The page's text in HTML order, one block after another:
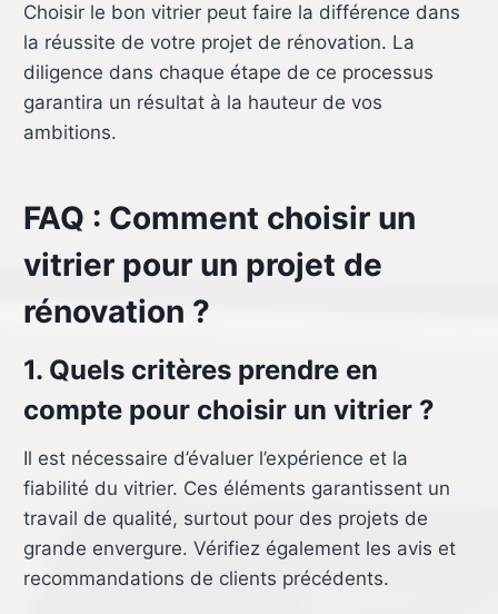
Choisir le bon vitrier peut faire la différence dans
la réussite de votre projet de rénovation. La
diligence dans chaque étape de ce processus
garantira un résultat à la hauteur de vos
ambitions.
FAQ : Comment choisir un
vitrier pour un projet de
rénovation ?
1. Quels critères prendre en
compte pour choisir un vitrier ?
Il est nécessaire d’évaluer l’expérience et la
fiabilité du vitrier. Ces éléments garantissent un
travail de qualité, surtout pour des projets de
grande envergure. Vérifiez également les avis et
recommandations de clients précédents.